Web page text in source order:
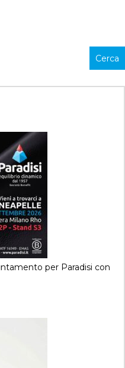
Cerca
per Paradisi con